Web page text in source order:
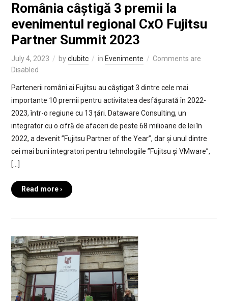
România câștigă 3 premii la
evenimentul regional CxO Fujitsu
Partner Summit 2023
July 4, 2023 byclubitc in Evenimente
Comments are
Disabled
Partenerii români ai Fujitsu au câștigat 3 dintre cele mai
importante 10 premii pentru activitatea desfășurată în 2022-
2023, într-o regiune cu 13 țări. Dataware Consulting, un
integrator cu o cifră de afaceri de peste 68 milioane de lei în
2022, a devenit ”Fujitsu Partner of the Year”, dar și unul dintre
cei mai buni integratori pentru tehnologiile ”Fujitsu și VMware”,
[…]
Read more ›